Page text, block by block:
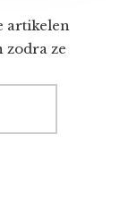
artikelen
zodra ze